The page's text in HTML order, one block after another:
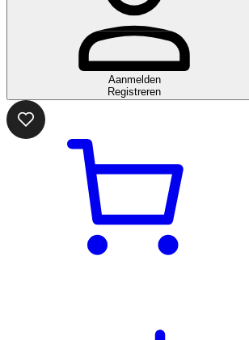
Aanmelden
Registreren